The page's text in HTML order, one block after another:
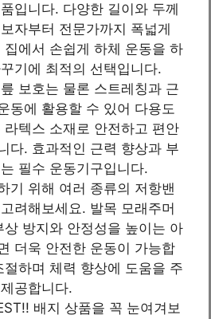
입니다. 다양한 길이와 두께
자부터 전문가까지 폭넓게
에서 손쉽게 하체 운동을 하
기에 최적의 선택입니다.
보호는 물론 스트레칭과 근
동에 활용할 수 있어 다용도
텍스 소재로 안전하고 편안
다. 효과적인 근력 향상과 부
필수 운동기구입니다.
기 위해 여러 종류의 저항밴
려해보세요. 발목 모래주머
방지와 안정성을 높이는 아
더욱 안전한 운동이 가능합
하며 체력 향상에 도움을 주
공합니다.
배지 상품을 꼭 눈여겨보